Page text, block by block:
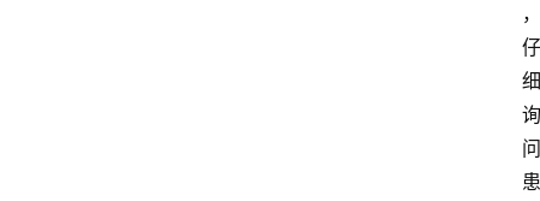
，
仔
细
询
问
患